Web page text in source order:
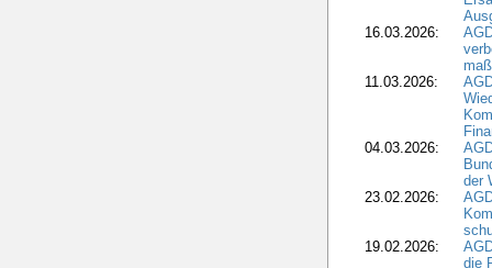
16.03.2026:
11.03.2026:
04.03.2026:
der
23.02.2026:
19.02.2026:
die